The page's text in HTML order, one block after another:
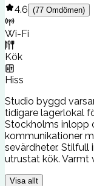
4.6 (77 Omdömen)
Wi-Fi
Kök
Hiss
Studio byggd
tidigare lagerlokal
Stockholms inlopp
kommunikationer
sevärdheter.
utrustat kök. Varmt
Visa allt